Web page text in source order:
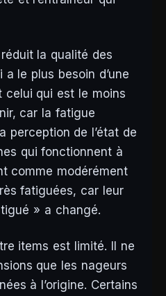
la qualité des
a le plus besoin d’une
celui qui est le moins
car la fatigue
perception de l’état de
qui fonctionnent à
comme modérément
fatiguées, car leur
» a changé.
items est limité. Il ne
que les nageurs
à l’origine. Certains